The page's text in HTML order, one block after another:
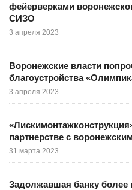
фейерверками
СИЗО
3 апреля 2023
Воронежские власти
благоустройства
3 апреля 2023
партнерстве с
31 марта 2023
Задолжавшая банку